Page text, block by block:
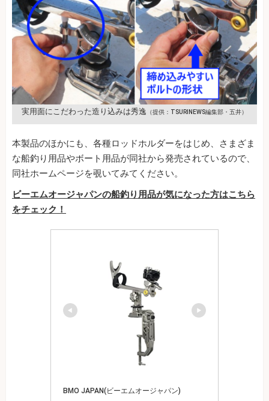
実用面にこだわった造り込みは秀逸 （提供：TSURINEWS編集部・五井）
本製品のほかにも、各種ロッドホルダーをはじめ、さまざま
な船釣り用品やボート用品が同社から発売されているので、
同社ホームページを覗いてみてください。
ビーエムオージャパンの船釣り用品が気になった方はこちら
をチェック！
BMO JAPAN(ビーエムオージャパン)